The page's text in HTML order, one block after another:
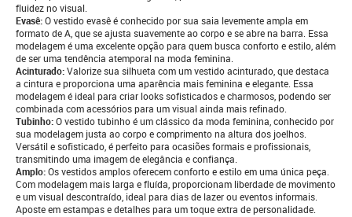
fluidez no visual.
Evasê:O vestido evasê é conhecido por sua saia levemente ampla em
formato de A, que se ajusta suavemente ao corpo e se abre na barra. Essa
modelagem é uma excelente opção para quem busca conforto e estilo, além
de ser uma tendência atemporal na moda feminina.
Acinturado:Valorize sua silhueta com um vestido acinturado, que destaca
a cintura e proporciona uma aparência mais feminina e elegante. Essa
modelagem é ideal para criar looks sofisticados e charmosos, podendo ser
combinada com acessórios para um visual ainda mais refinado.
Tubinho:O vestido tubinho é um clássico da moda feminina, conhecido por
sua modelagem justa ao corpo e comprimento na altura dos joelhos.
Versátil e sofisticado, é perfeito para ocasiões formais e profissionais,
transmitindo uma imagem de elegância e confiança.
Amplo:Os vestidos amplos oferecem conforto e estilo em uma única peça.
Com modelagem mais larga e fluída, proporcionam liberdade de movimento
e um visual descontraído, ideal para dias de lazer ou eventos informais.
Aposte em estampas e detalhes para um toque extra de personalidade.